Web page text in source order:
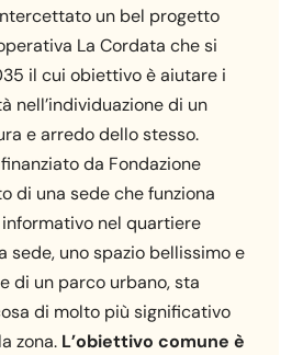
un bel progetto
La Cordata che si
il cui obiettivo è aiutare i
nell’individuazione di un
e arredo dello stesso.
da Fondazione
di una sede che funziona
nel quartiere
sede, uno spazio bellissimo e
di un parco urbano, sta
di molto più significativo
zona. L’obiettivo comune è